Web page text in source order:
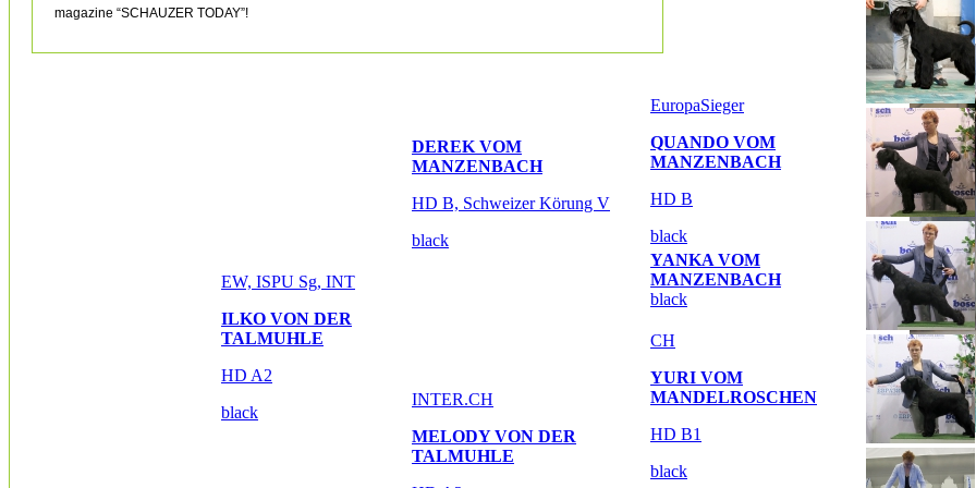
magazine “SCHAUZER TODAY”!
EW, ISPU Sg, INT
ILKO VON DER
TALMUHLE
HD A2
black
DEREK VOM
MANZENBACH
HD B, Schweizer Körung V
black
EuropaSieger
QUANDO VOM
MANZENBACH
HD B
black
YANKA VOM
MANZENBACH
black
INTER.CH
MELODY VON DER
TALMUHLE
CH
YURI VOM
MANDELROSCHEN
HD B1
black